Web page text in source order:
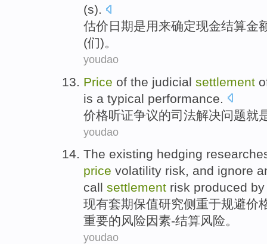
(s).
估价 日期是用来确定现金结算金
(们)。
youdao
Price of the judicial settlement
is a typical performance
价格听证争议的司法解决问题就
youdao
The existing hedging
price volatility risk, and ignore
call settlement risk produced by
现有套期保值研究侧重于规避价
重要的风险因素-结算风险。
youdao